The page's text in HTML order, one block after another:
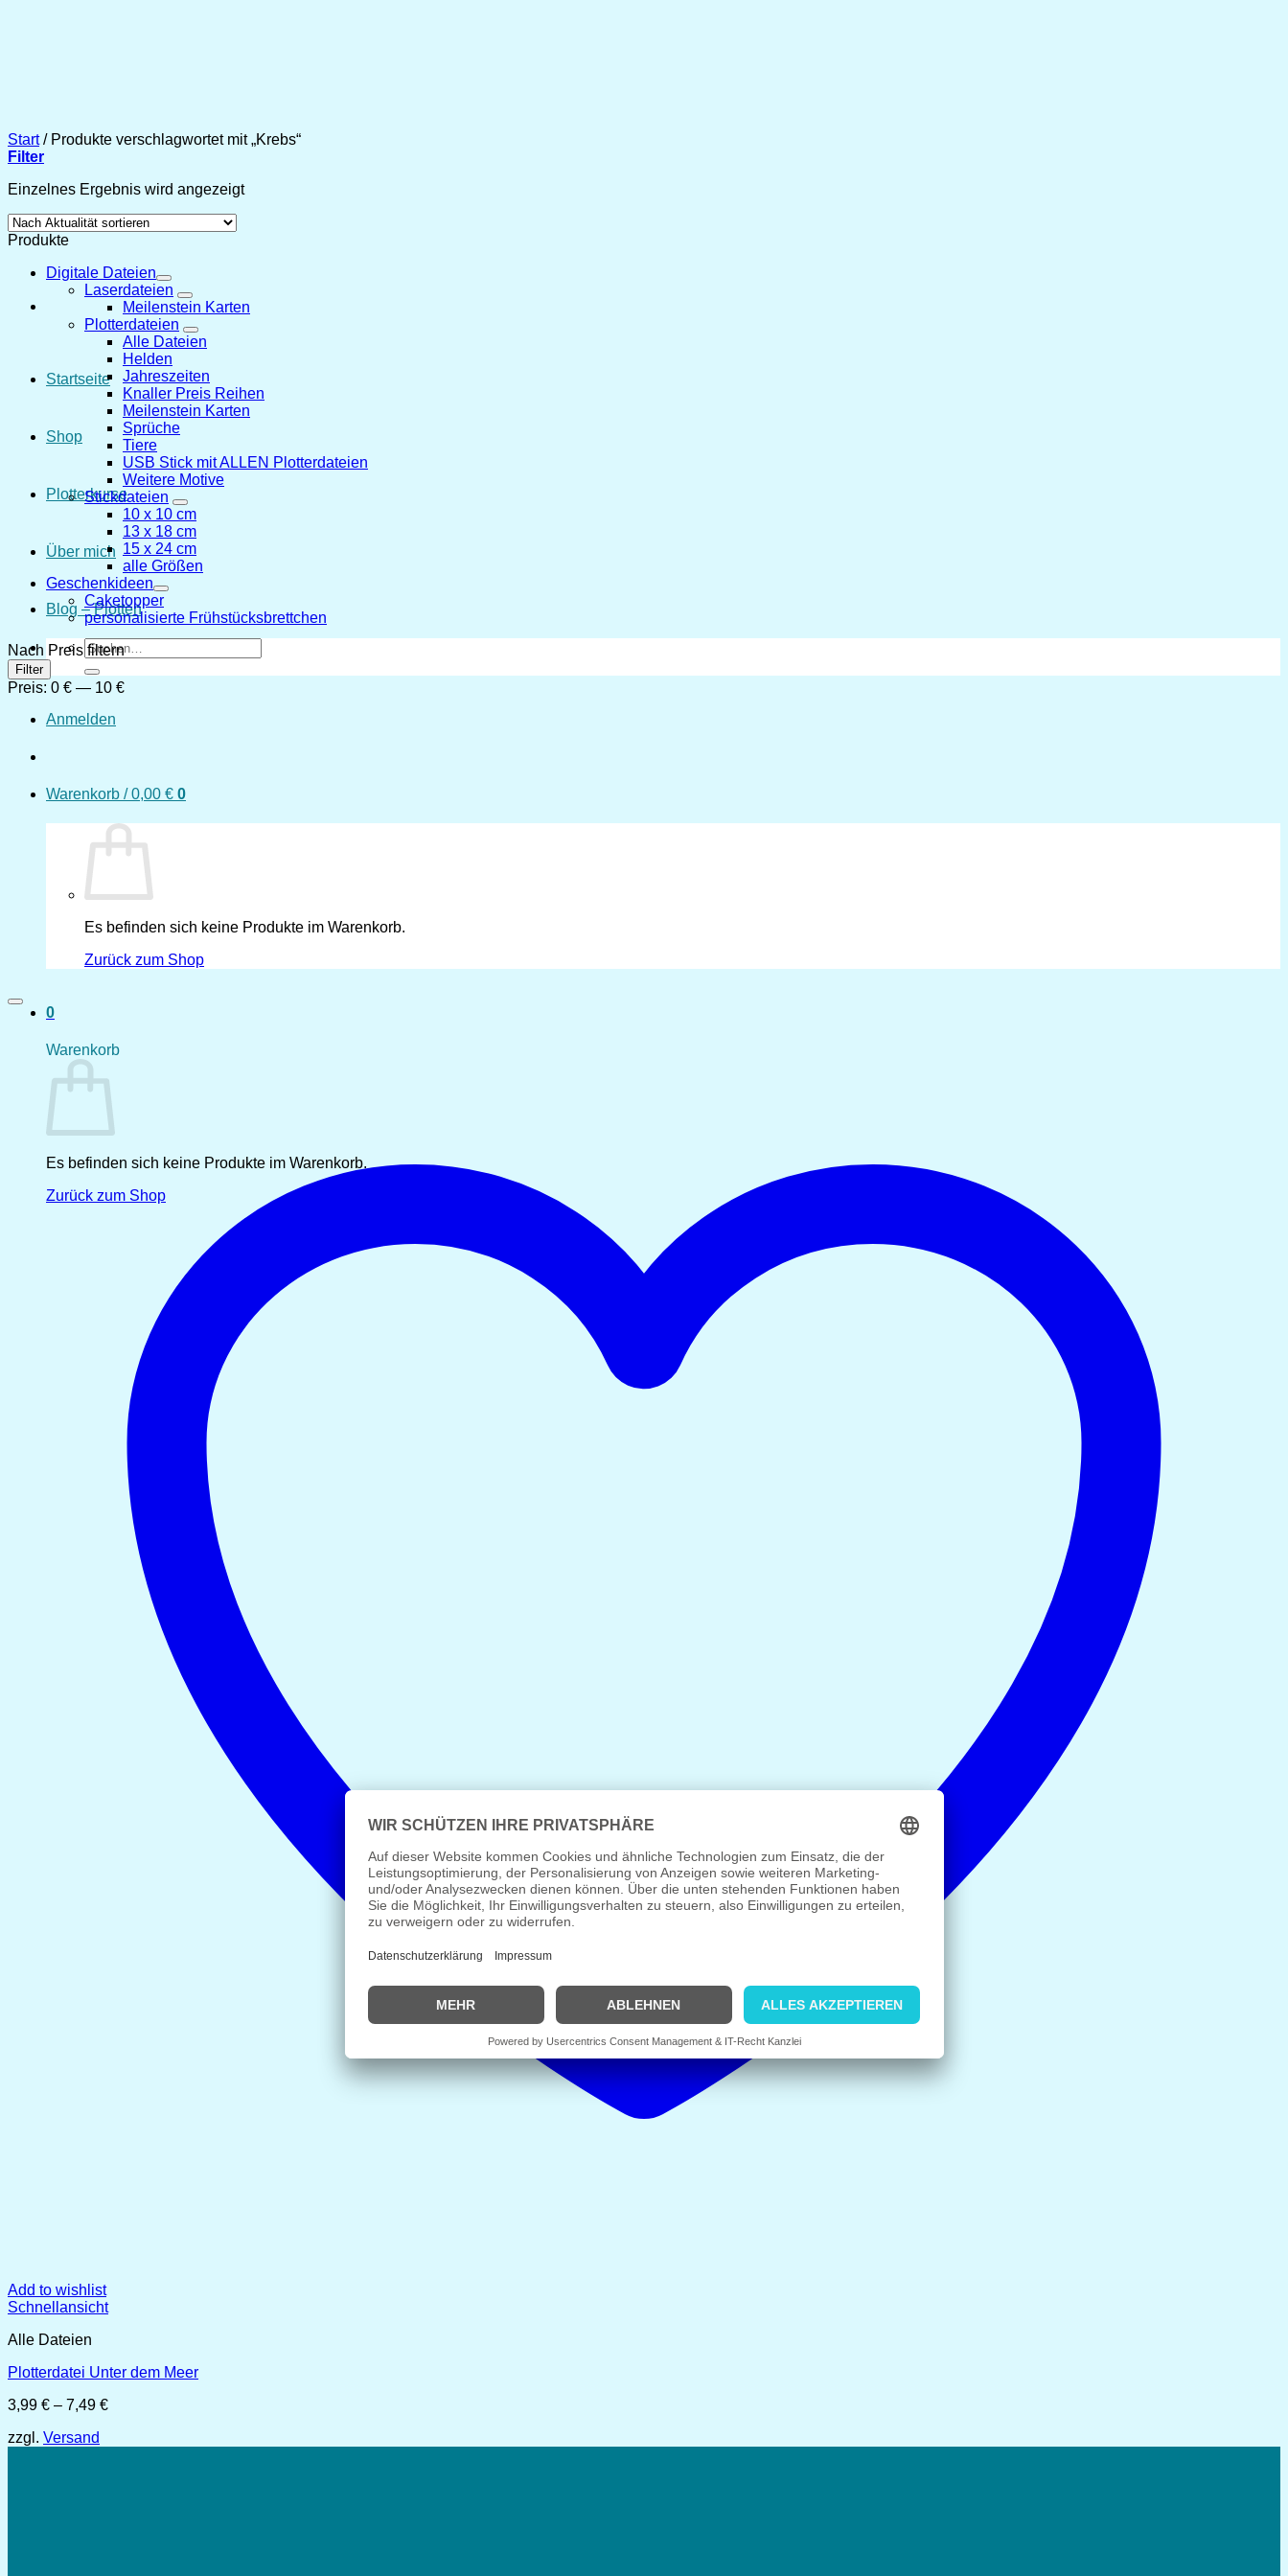
Startseite
Shop
Plotterkurse
Über mich
Blog – Plotten
Suchen
nach:
Anmelden
Warenkorb /0,00 € 0
Es befinden sich keine Produkte im Warenkorb.
Zurück zum Shop
0
Warenkorb
Es befinden sich keine Produkte im Warenkorb.
Zurück zum Shop
Start /Produkte verschlagwortet mit „Krebs“
Filter
Einzelnes Ergebnis wird angezeigt
Produkte
Digitale Dateien
Laserdateien
Meilenstein Karten
Plotterdateien
Alle Dateien
Helden
Jahreszeiten
Knaller Preis Reihen
Meilenstein Karten
Sprüche
Tiere
USB Stick mit ALLEN Plotterdateien
Weitere Motive
Stickdateien
10 x 10 cm
13 x 18 cm
15 x 24 cm
alle Größen
Geschenkideen
Caketopper
personalisierte Frühstücksbrettchen
Nach Preis filtern
Min.
Preis
Max.
Preis
Filter
Preis: 0 € — 10 €
Add to wishlist
Schnellansicht
Alle Dateien
Plotterdatei Unter dem Meer
3,99 € – 7,49 €Preisspanne:
zzgl. Versand